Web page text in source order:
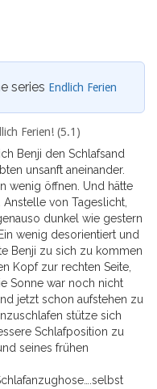
series Endlich Ferien
Ferien! (5.1)
Benji den Schlafsand
unsanft aneinander.
wenig öffnen. Und hätte
von Tageslicht,
dunkel wie gestern
wenig desorientiert und
Benji zu sich zu kommen
Kopf zur rechten Seite,
Sonne war noch nicht
jetzt schon aufstehen zu
stütze sich
Schlafposition zu
seines frühen